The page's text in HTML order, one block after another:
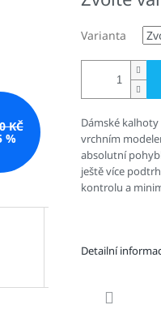
KČ
%
Varianta
Dámské kalhoty
vrchním
absolutní
ještě více
kontrolu a
Detailní